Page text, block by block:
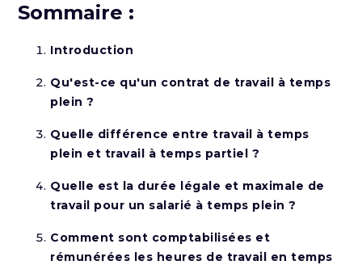
Sommaire :
Introduction
Qu'est-ce qu'un contrat de travail à temps
plein ?
Quelle différence entre travail à temps
plein et travail à temps partiel ?
Quelle est la durée légale et maximale de
travail pour un salarié à temps plein ?
Comment sont comptabilisées et
rémunérées les heures de travail en temps